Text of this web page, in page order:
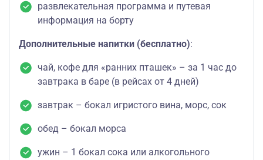
развлекательная программа и путевая
информация на борту
Дополнительные напитки (бесплатно):
чай, кофе для «ранних пташек» – за 1 час до
завтрака в баре (в рейсах от 4 дней)
завтрак – бокал игристого вина, морс, сок
обед – бокал морса
ужин – 1 бокал сока или алкогольного